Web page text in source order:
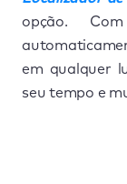
opção.
em qualquer
seu tempo e